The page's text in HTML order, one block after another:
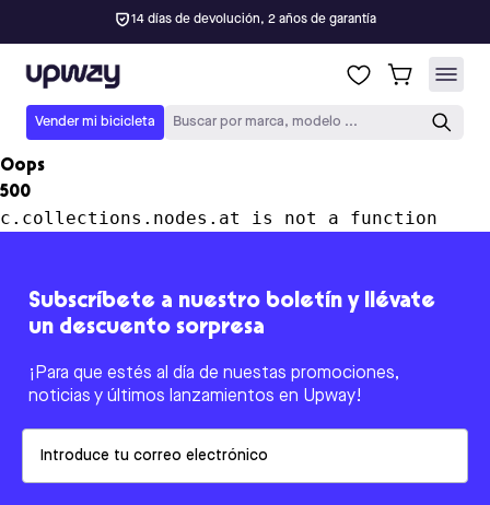
14 días de devolución, 2 años de garantía
Upway
Vender mi bicicleta Buscar por marca, modelo ...
Oops
500
c.collections.nodes.at is not a function
Subscríbete a nuestro boletín y llévate
un descuento sorpresa
¡Para que estés al día de nuestas promociones,
noticias y últimos lanzamientos en Upway!